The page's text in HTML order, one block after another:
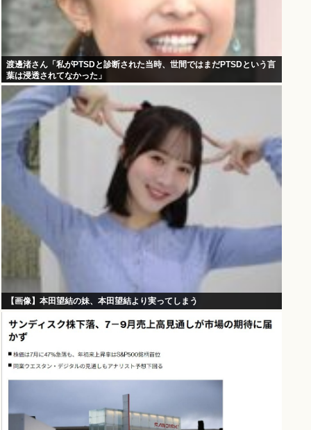
渡邊渚さん「私がPTSDと診断された当時、世間ではまだPTSDという言
葉は浸透されてなかった」
【画像】本田望結の妹、本田望結より実ってしまう